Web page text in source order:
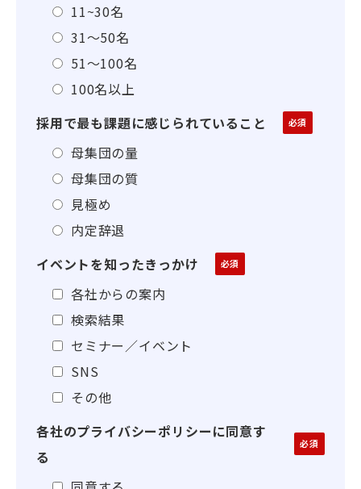
11~30名
31～50名
51～100名
100名以上
採用で最も課題に感じられていること
母集団の量
母集団の質
見極め
内定辞退
イベントを知ったきっかけ
各社からの案内
検索結果
セミナー／イベント
SNS
その他
各社のプライバシーポリシーに同意す
る